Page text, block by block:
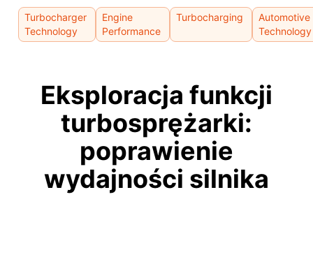
Turbocharger
Technology
Engine
Performance
Turbocharging
Automotive
Technology
Eksploracja funkcji
turbosprężarki:
poprawienie
wydajności silnika